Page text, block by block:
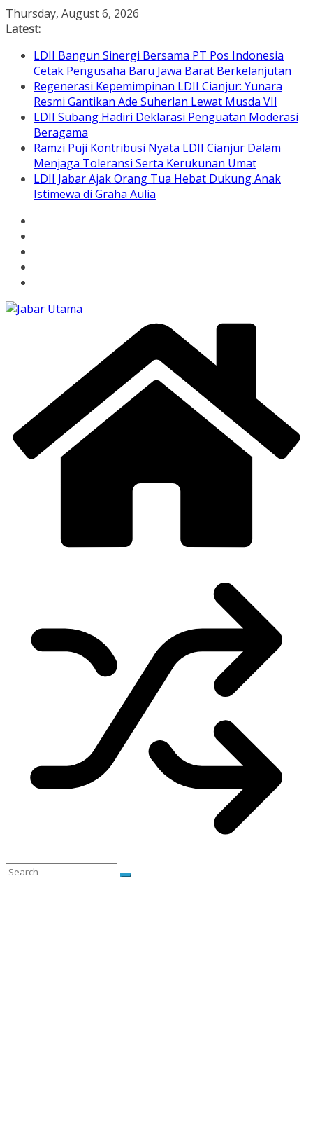
Skip
to
Thursday, August 6, 2026
Latest:
LDII Bangun Sinergi Bersama PT Pos Indonesia
Cetak Pengusaha Baru Jawa Barat Berkelanjutan
Regenerasi Kepemimpinan LDII Cianjur: Yunara
Resmi Gantikan Ade Suherlan Lewat Musda VII
LDII Subang Hadiri Deklarasi Penguatan Moderasi
Beragama
Ramzi Puji Kontribusi Nyata LDII Cianjur Dalam
Menjaga Toleransi Serta Kerukunan Umat
LDII Jabar Ajak Orang Tua Hebat Dukung Anak
Istimewa di Graha Aulia